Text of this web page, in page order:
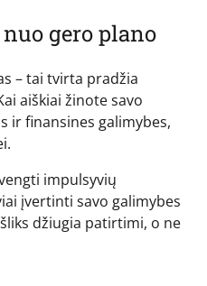
gero plano
– tai tvirta pradžia
aiškiai žinote savo
ir finansines galimybes,
impulsyvių
įvertinti savo galimybes
džiugia patirtimi, o ne